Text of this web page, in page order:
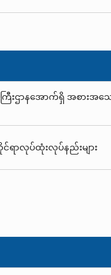
ြီးဌာနအောက်ရှိ အစားအ
ာလုပ်ထုံးလုပ်နည်းများ